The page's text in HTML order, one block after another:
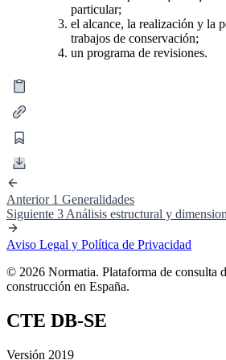
particular;
el alcance, la realización y la
trabajos de conservación;
un programa de revisiones.
Anterior 1 Generalidades
Siguiente 3 Análisis estructural y
Aviso Legal y Política de Privacidad
© 2026 Normatia. Plataforma de consulta
construcción en España.
CTE DB-SE
Versión 2019